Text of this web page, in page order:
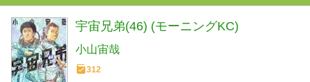
宇宙兄弟(46) (モーニングKC)
小山宙哉
312